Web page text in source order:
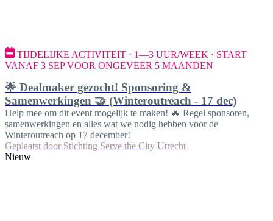
TIJDELIJKE ACTIVITEIT · 1—3 UUR/WEEK · START
VANAF 3 SEP VOOR ONGEVEER 5 MAANDEN
🌟 Dealmaker gezocht! Sponsoring &
Samenwerkingen 🤝 (Winteroutreach - 17 dec)
Help mee om dit event mogelijk te maken! 🔥 Regel sponsoren,
samenwerkingen en alles wat we nodig hebben voor de
Winteroutreach op 17 december!
Geplaatst door Stichting Serve the City Utrecht
Nieuw